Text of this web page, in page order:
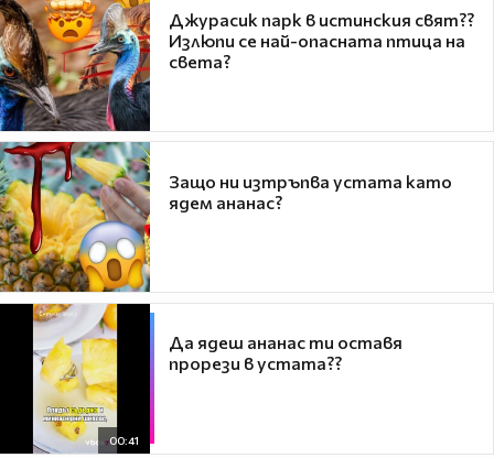
Джурасик парк в истинския свят??
Излюпи се най-опасната птица на
света?
Защо ни изтръпва устата като
ядем ананас?
00:41
Да ядеш ананас ти оставя
прорези в устата??